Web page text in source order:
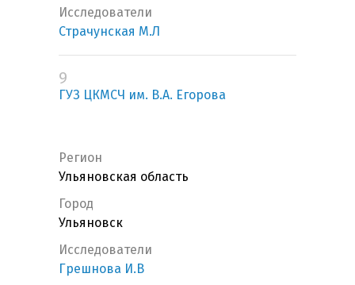
Исследователи
Страчунская М.Л
9
ГУЗ ЦКМСЧ им. В.А. Егорова
Регион
Ульяновская область
Город
Ульяновск
Исследователи
Грешнова И.В